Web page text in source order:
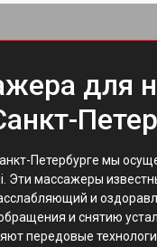
для
Петербурге мы
Эти массажеры
и
и снятию
передовые